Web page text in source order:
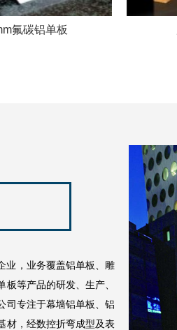
氟碳铝单板
，业务覆盖铝单板、雕
等产品的研发、生产、
专注于幕墙铝单板、铝
材，经数控折弯成型及表